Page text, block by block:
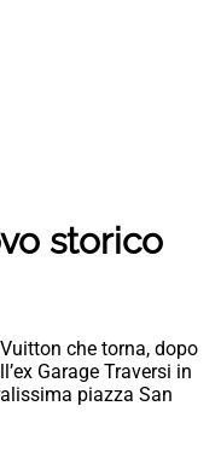
storico
che torna, dopo
Garage Traversi in
piazza San